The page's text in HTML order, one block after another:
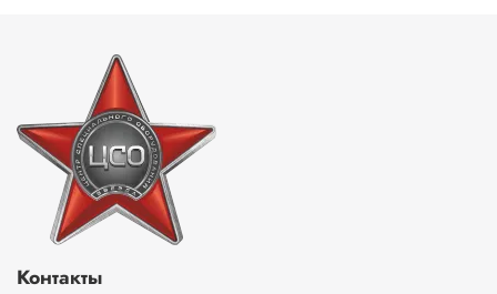
Контакты